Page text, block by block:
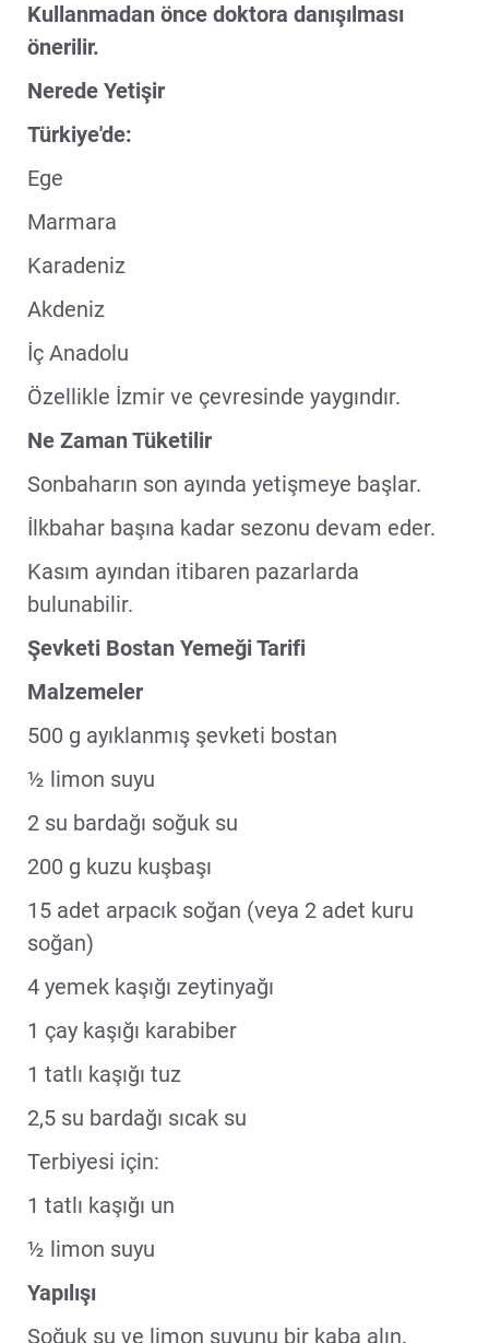
Kullanmadan önce doktora danışılması
önerilir.
Nerede Yetişir
Türkiye'de:
Ege
Marmara
Karadeniz
Akdeniz
İç Anadolu
Özellikle İzmir ve çevresinde yaygındır.
Ne Zaman Tüketilir
Sonbaharın son ayında yetişmeye başlar.
İlkbahar başına kadar sezonu devam eder.
Kasım ayından itibaren pazarlarda
bulunabilir.
Şevketi Bostan Yemeği Tarifi
Malzemeler
500 g ayıklanmış şevketi bostan
½ limon suyu
2 su bardağı soğuk su
200 g kuzu kuşbaşı
15 adet arpacık soğan (veya 2 adet kuru
soğan)
4 yemek kaşığı zeytinyağı
1 çay kaşığı karabiber
1 tatlı kaşığı tuz
2,5 su bardağı sıcak su
Terbiyesi için:
1 tatlı kaşığı un
½ limon suyu
Yapılışı
Soğuk su ve limon suyunu bir kaba alın.